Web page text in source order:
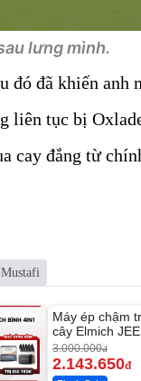
lưng mình.
đó đã khiến anh
liên tục bị
cay đắng từ
-28%
Máy ép chậm
cây Elmich JEE
1855OL
3.000.000đ
2.143.650đ